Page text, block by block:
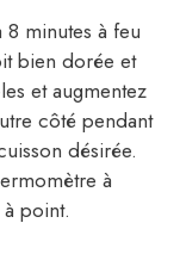
minutes à feu
bien dorée et
et augmentez
côté pendant
désirée.
à
point.